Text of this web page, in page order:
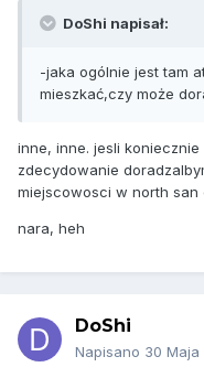
DoShi napisał:
-jaka ogólnie jest tam
mieszkać,czy może
inne, inne. jesli
zdecydowanie
miejscowosci w north san
nara, heh
DoShi
Napisano 30 Maja